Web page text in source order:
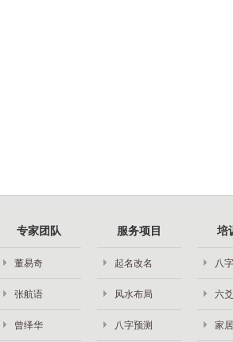
专家团队
董易奇
张航语
曾绎华
服务项目
起名改名
风水布局
八字预测
培
八
六
家